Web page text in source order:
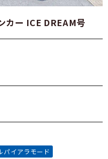
カー ICE DREAM号
パイアラモード